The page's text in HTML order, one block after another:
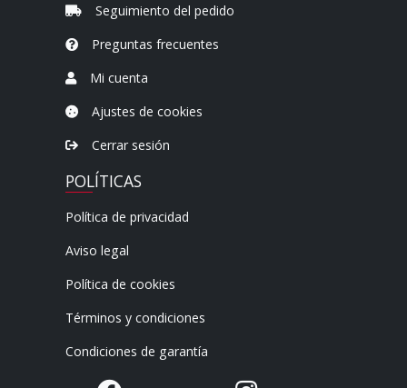
Seguimiento del pedido
Preguntas frecuentes
Mi cuenta
Ajustes de cookies
Cerrar sesión
POLÍTICAS
Política de privacidad
Aviso legal
Política de cookies
Términos y condiciones
Condiciones de garantía